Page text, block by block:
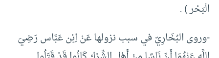
الْبَحْر ) .
-وروى البُخَارِيّ في سبب نزولها عَنْ اِبْن عَبَّاس رَضِيَ